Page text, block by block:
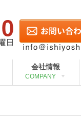
会社情報
COMPANY